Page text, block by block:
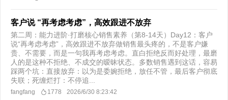
客户说 “再考虑考虑”，高效跟进不放弃
第二周：能力进阶·打磨核心销售素养（第8-14天）Day12：客户
说“再考虑考虑”，高效跟进不放弃做销售最头疼的，不是客户嫌
贵、不需要，而是一句我再考虑考虑。直白拒绝反而好处理，最磨
人的是这种不拒绝、不成交的暧昧状态。多数销售遇到这话，容易
踩两个坑：直接放弃：以为是委婉拒绝，放任不管，最后客户彻底
失联；死缠烂打：不停追...
fangfang 1778 2026/6/30 8:23:42